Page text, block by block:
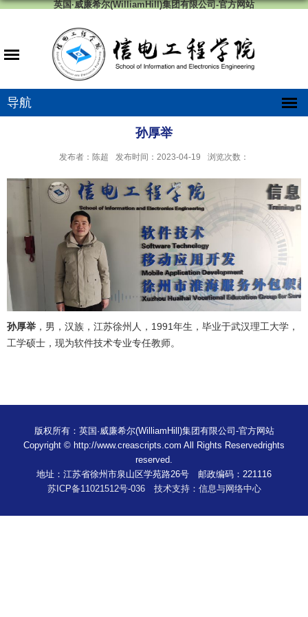
英国·威廉希尔(WilliamHill)集团有限公司-官方网站
导航
孙厚举
发布者：陈超 发布时间：2023-04-19 浏览次数：
孙厚举 ，男，汉族，江苏徐州人，1991年生，毕业于武汉理工大学，
工学硕士，现为软件技术专业专任教师。
版权所有：英国·威廉希尔(WilliamHill)集团有限公司-官方网站
Copyright © http://www.creascripts.com All Rights Reservedrights
reserved.
地址：江苏省徐州市泉山区学苑路26号 邮政编码：221116
苏ICP备11021512号-036 技术支持：信息与网络中心